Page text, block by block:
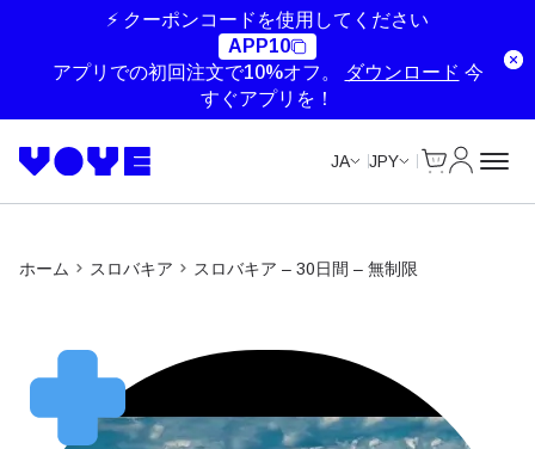
⚡ クーポンコードを使用してください
APP10
アプリでの初回注文で10%オフ。
ダウンロード 今
すぐアプリを！
JA JPY
ホーム スロバキア スロバキア – 30日間 – 無制限
Unlimited Data
Unlimited Data
Unlimited Data
Unlimited Data